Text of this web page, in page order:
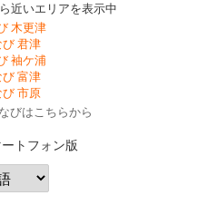
近いエリアを表示中
木更津
君津
袖ケ浦
富津
市原
びはこちらから
ートフォン版